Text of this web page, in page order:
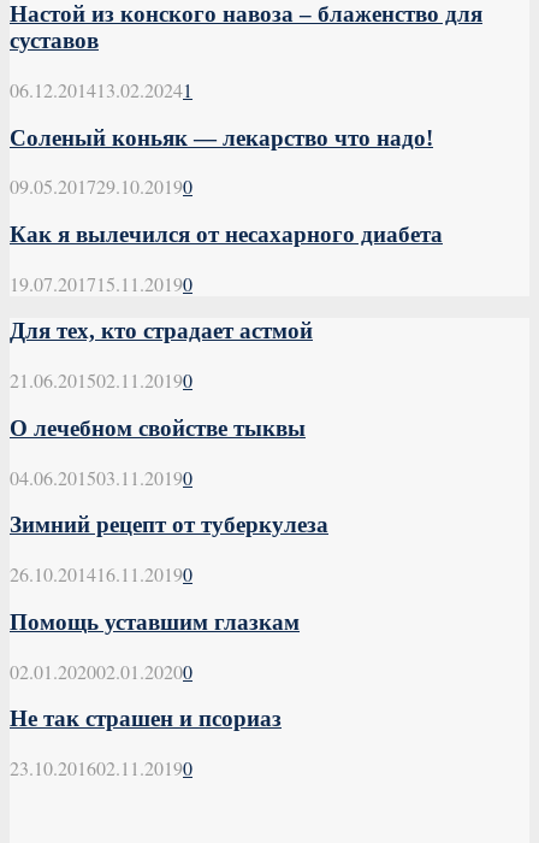
Настой из конского навоза – блаженство для
суставов
06.12.201413.02.20241
Соленый коньяк — лекарство что надо!
09.05.201729.10.20190
Как я вылечился от несахарного диабета
19.07.201715.11.20190
Для тех, кто страдает астмой
21.06.201502.11.20190
О лечебном свойстве тыквы
04.06.201503.11.20190
Зимний рецепт от туберкулеза
26.10.201416.11.20190
Помощь уставшим глазкам
02.01.202002.01.20200
Не так страшен и псориаз
23.10.201602.11.20190